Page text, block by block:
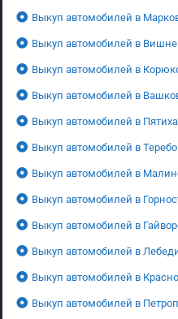
Выкуп автомобилей в
Выкуп автомобилей в
Выкуп автомобилей в
Выкуп автомобилей в
Выкуп автомобилей в
Выкуп автомобилей в
Выкуп автомобилей в
Выкуп автомобилей в
Выкуп автомобилей в
Выкуп автомобилей в
Выкуп автомобилей в
Выкуп автомобилей в